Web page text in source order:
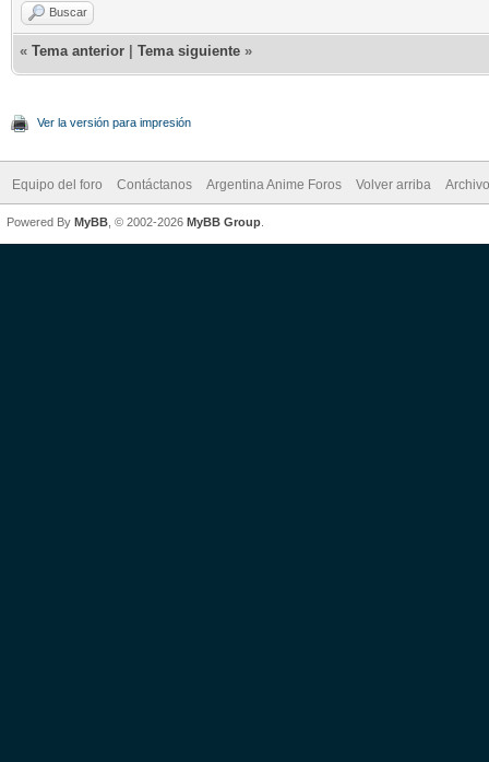
Buscar
« Tema anterior Tema siguiente »
Ver la versión para impresión
Equipo del foro Contáctanos Argentina Anime Foros Volver arriba
Powered By MyBB , © 2002-2026 MyBB Group